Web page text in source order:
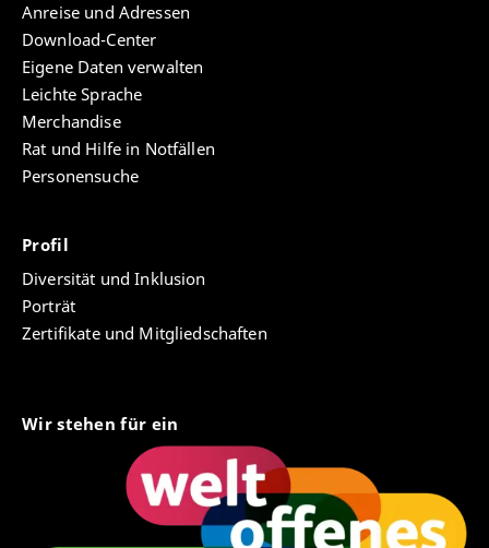
Anreise und Adressen
Download-Center
Eigene Daten verwalten
Leichte Sprache
Merchandise
Rat und Hilfe in Notfällen
Personensuche
Profil
Diversität und Inklusion
Porträt
Zertifikate und Mitgliedschaften
Wir stehen für ein